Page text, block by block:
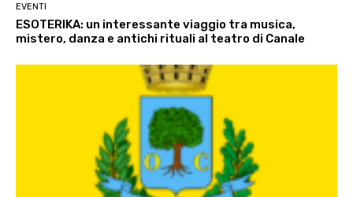
EVENTI
ESOTERIKA: un interessante viaggio tra musica,
mistero, danza e antichi rituali al teatro di Canale